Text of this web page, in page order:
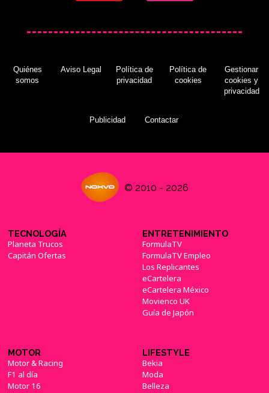
Quiénes
somos
Aviso Legal
Política de
privacidad
Política de
cookies
Gestionar
cookies y
privacidad
Publicidad Contactar
© 2010 - 2026
TECNOLOGÍA
Planeta Trucos
Capitán Ofertas
ENTRETENIMIENTO
FormulaTV
FormulaTV Empleo
Los Replicantes
eCartelera
eCartelera México
Movienco UK
Guía de Japón
MOTOR
Motor & Racing
F1 al día
Motor 16
LIFESTYLE
Bekia
Moda
Belleza